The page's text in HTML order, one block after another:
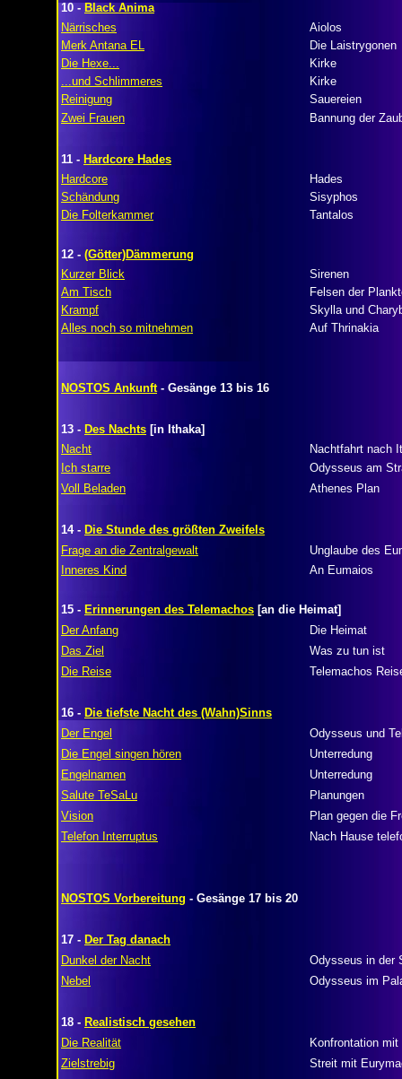
10 - Black Anima
Närrisches
Aiolos
Merk Antana EL
Die Laistrygonen
Die Hexe...
Kirke
...und Schlimmeres
Kirke
Reinigung
Sauereien
Zwei Frauen
Bannung der
11 - Hardcore Hades
Hardcore
Hades
Schändung
Sisyphos
Die Folterkammer
Tantalos
12 - (Götter)Dämmerung
Kurzer Blick
Sirenen
Am Tisch
Felsen der
Krampf
Skylla und
Alles noch so mitnehmen
Auf Thrinakia
NOSTOS Ankunft- Gesänge 13 bis 16
13 - Des Nachts [in Ithaka]
Nacht
Nachtfahrt nach
Ich starre
Odysseus am
Voll Beladen
Athenes Plan
14 - Die Stunde des größten Zweifels
Frage an die Zentralgewalt
Unglaube des
Inneres Kind
An Eumaios
15 - Erinnerungen des Telemachos [an die Heimat]
Der Anfang
Die Heimat
Das Ziel
Was zu tun ist
Die Reise
Telemachos
16 - Die tiefste Nacht des (Wahn)Sinns
Der Engel
Odysseus und
Die Engel singen hören
Unterredung
Engelnamen
Unterredung
Salute TeSaLu
Planungen
Vision
Plan gegen die
Telefon Interruptus
Nach Hause
NOSTOS Vorbereitung - Gesänge 17 bis 20
17 - Der Tag danach
Dunkel der Nacht
Odysseus in der
Nebel
Odysseus im
18 - Realistisch gesehen
Die Realität
Konfrontation mit
Zielstrebig
Streit mit